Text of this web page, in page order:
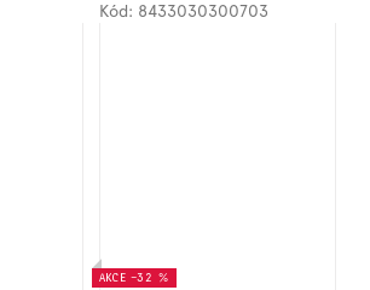
AKCE –32 %
Kód: 8433030300703